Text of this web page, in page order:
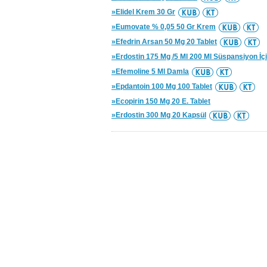
»Elidel Krem 30 Gr
»Eumovate % 0,05 50 Gr Krem
»Efedrin Arsan 50 Mg 20 Tablet
»Erdostin 175 Mg /5 Ml 200 Ml Süspansiyon
»Efemoline 5 Ml Damla
»Epdantoin 100 Mg 100 Tablet
»Ecopirin 150 Mg 20 E. Tablet
»Erdostin 300 Mg 20 Kapsül